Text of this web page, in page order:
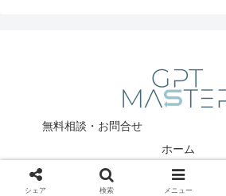
無料相談・お問合せ
ホーム
Copyright © 2025 GPT Master All
シェア 検索 メニュー